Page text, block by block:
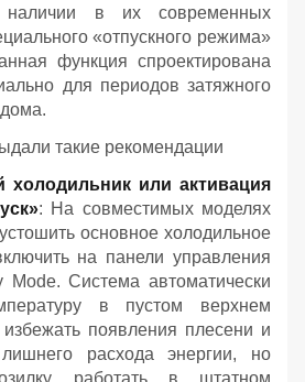
наличии в их современных
«отпускного режима»
функция спроектирована
для периодов затяжного
такие рекомендации
холодильник или активация
: На совместимых моделях
основное холодильное
на панели управления
Система автоматически
в пустом верхнем
появления плесени и
расхода энергии, но